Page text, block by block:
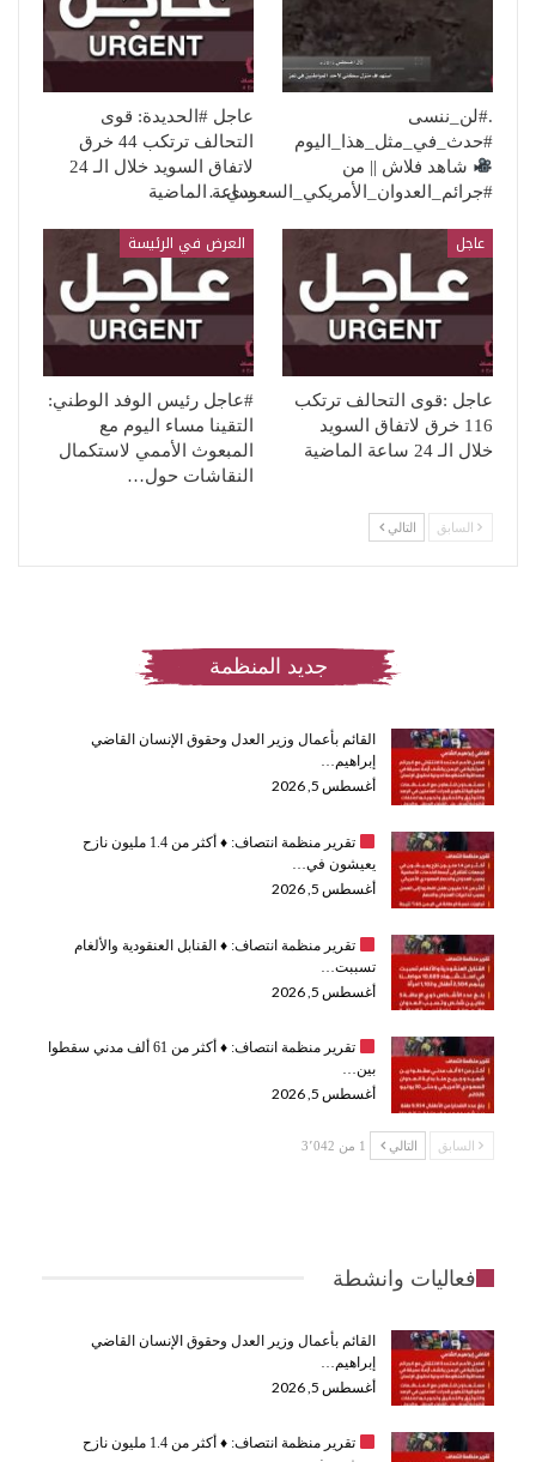
.#لن_ننسى
#حدث_في_مثل_هذا_اليوم
شاهد فلاش || من
#جرائم_العدوان_الأمريكي_السعودي…
عاجل #الحديدة: قوى
التحالف ترتكب 44 خرق
لاتفاق السويد خلال الـ 24
ساعة الماضية
عاجل
عاجل :قوى التحالف ترتكب
116 خرق لاتفاق السويد
خلال الـ 24 ساعة الماضية
العرض في الرئيسة
#عاجل ‏رئيس الوفد الوطني:
التقينا مساء اليوم مع
المبعوث الأممي لاستكمال
النقاشات حول…
السابق التالي
جديد المنظمة
القائم بأعمال وزير العدل وحقوق الإنسان القاضي
إبراهيم…
أغسطس 5, 2026
تقرير منظمة انتصاف: ♦️
أكثر من 1.4 مليون نازح
يعيشون في…
أغسطس 5, 2026
تقرير منظمة انتصاف: ♦️القنابل العنقودية والألغام
تسببت…
أغسطس 5, 2026
تقرير منظمة انتصاف: ♦️
أكثر من 61 ألف مدني سقطوا
بين…
أغسطس 5, 2026
السابق التالي 1 من 3٬042
فعاليات وانشطة
القائم بأعمال وزير العدل وحقوق الإنسان القاضي
إبراهيم…
أغسطس 5, 2026
تقرير منظمة انتصاف: ♦️
أكثر من 1.4 مليون نازح